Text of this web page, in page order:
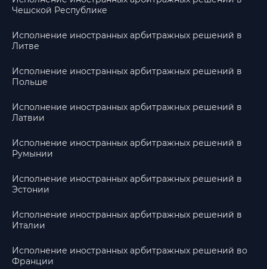
Чешской Республике
Исполнение иностранных арбитражных решений в
Литве
Исполнение иностранных арбитражных решений в
Польше
Исполнение иностранных арбитражных решений в
Латвии
Исполнение иностранных арбитражных решений в
Румынии
Исполнение иностранных арбитражных решений в
Эстонии
Исполнение иностранных арбитражных решений в
Италии
Исполнение иностранных арбитражных решений во
Франции